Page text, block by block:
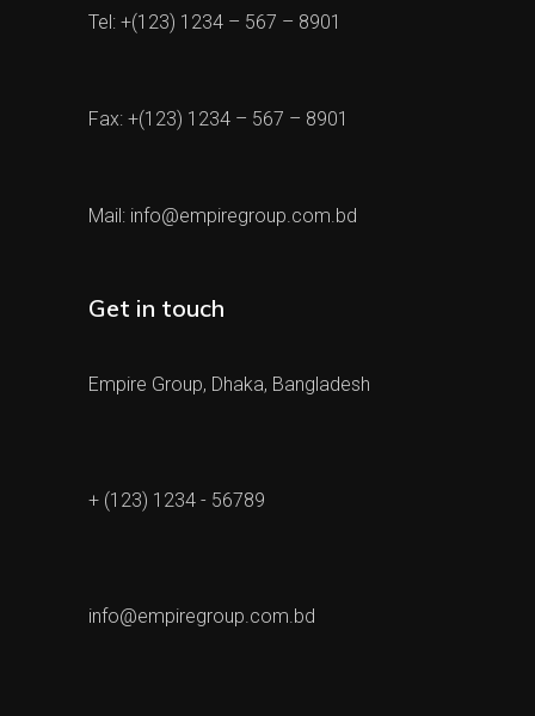
Tel: +(123) 1234 – 567 – 8901
Fax: +(123) 1234 – 567 – 8901
Mail: info@empiregroup.com.bd
Get in touch
Empire Group, Dhaka, Bangladesh
+ (123) 1234 - 56789
info@empiregroup.com.bd